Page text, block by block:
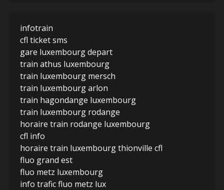
infotrain
cfl ticket sms
gare luxembourg depart
train athus luxembourg
train luxembourg mersch
train luxembourg arlon
train hagondange luxembourg
train luxembourg rodange
horaire train rodange luxembourg
cfl info
horaire train luxembourg thionville cfl
fluo grand est
fluo metz luxembourg
info trafic fluo metz lux